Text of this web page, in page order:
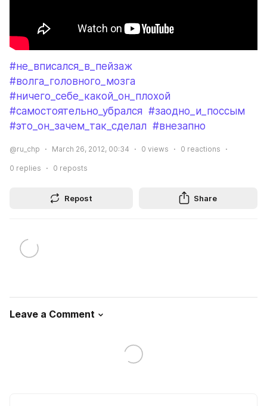
#не_вписался_в_пейзаж
#волга_головного_мозга
#ничего_себе_какой_он_плохой
#самостоятельно_убрался #заодно_и_поссым
#это_он_зачем_так_сделал #внезапно
@ru_chp March 26, 2012, 00:34 0 views 0 reactions
0 replies 0 reposts
Repost Share
Leave a Comment